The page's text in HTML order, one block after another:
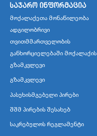
საჯარო ინფორმაცია
მოქალაქეთა მონაწილეობა
ადგილობრივი
თვითმმართველობის
განხორციელებაში მოქალაქის
გზამკვლევი
გზამკვლევი
პასუხისმგებელი პირები
შშმ პირების შესახებ
საკრებულოს რეგლამენტი